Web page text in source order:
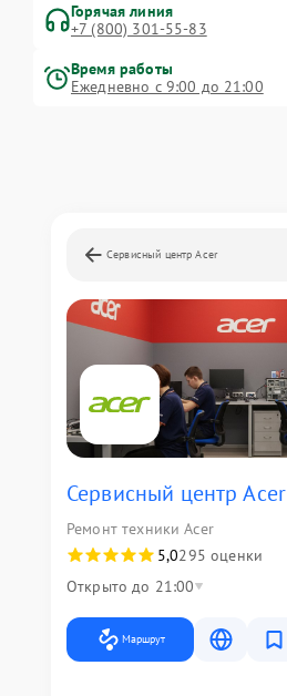
Горячая линия
+7 (800) 301-55-83
Время работы
Ежедневно с 9:00 до 21:00
Сервисный центр Acer
Сервисный центр Acer
Ремонт техники Acer
5,0295 оценки
Открыто до 21:00
Маршрут